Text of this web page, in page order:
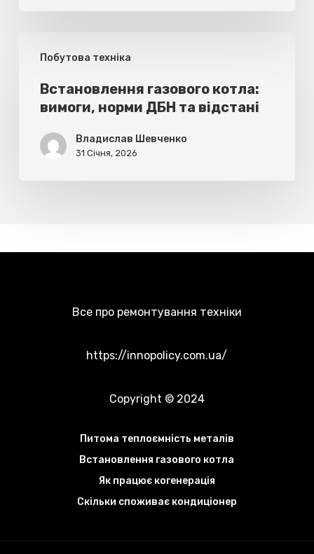
готуванні
Побутова техніка
газового
котла:
вимоги,
норми
ДБН
Встановлення газового котла:
вимоги, норми ДБН та відстані
Владислав Шевченко
31 Січня, 2026
Все про ремонтування техніки
https://innopolicy.com.ua/
Copyright © 2024
Питома теплоємність металів
Встановлення газового котла
Як працює когенерація
Скільки споживає кондиціонер